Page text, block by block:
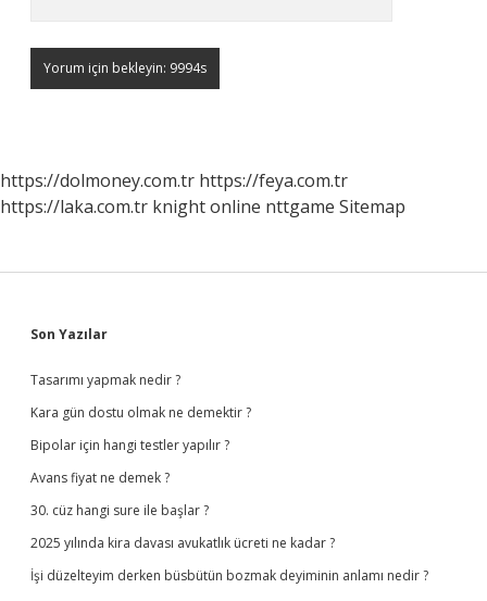
https://dolmoney.com.tr https://feya.com.tr
https://laka.com.tr knight online nttgame Sitemap
Sidebar
Son Yazılar
Tasarımı yapmak nedir ?
Kara gün dostu olmak ne demektir ?
Bipolar için hangi testler yapılır ?
Avans fiyat ne demek ?
30. cüz hangi sure ile başlar ?
2025 yılında kira davası avukatlık ücreti ne kadar ?
İşi düzelteyim derken büsbütün bozmak deyiminin anlamı nedir ?